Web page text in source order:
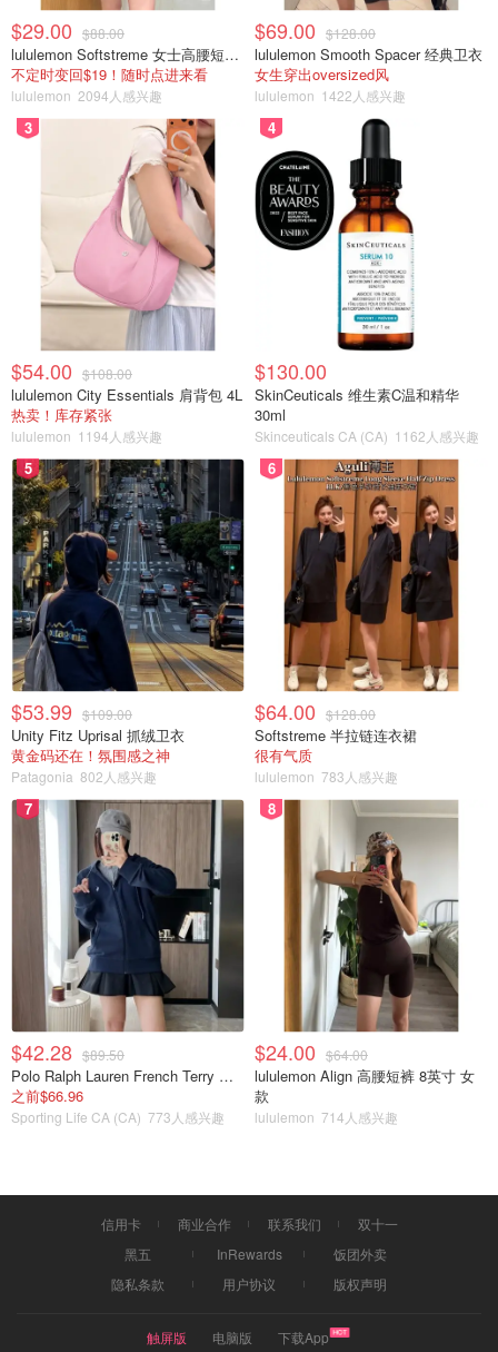
雪花秀家的这款平衡水好好闻呀！一股淡淡的中药香味，含
有枸杞，很滋润。质地有一点点粘稠，喜欢晚上用。
SK-II家的神仙水一直是心头好。家里有太多这款的小样，但
无奈一整年都没有出去玩过，一直没用上。那就直接在家里
用了吧，哈哈。混油皮亲妈！早上用，一整天控油！
Moisturizer
$29.00 $88.00
lululemon Softstreme 女士高腰短裤 10cm
不定时变回$19！随时点进来看
lululemon 2094人感兴趣
$69.00 $128.00
lululemon Smooth Spacer 经典卫衣
女生穿出oversized风
lululemon 1422人感兴趣
3
$54.00 $108.00
lululemon City Essentials 肩背包 4L
热卖！库存紧张
lululemon 1194人感兴趣
4
$130.00
SkinCeuticals 维生素C温和精华
30ml
Skinceuticals CA (CA) 1162人感兴趣
5
$53.99 $109.00
Unity Fitz Uprisal 抓绒卫衣
黄金码还在！氛围感之神
Patagonia 802人感兴趣
6
$64.00 $128.00
Softstreme 半拉链连衣裙
很有气质
lululemon 783人感兴趣
7
$42.28 $89.50
Polo Ralph Lauren French Terry 女童连帽卫衣 7-16码
之前$66.96
Sporting Life CA (CA) 773人感兴趣
8
$24.00 $64.00
lululemon Align 高腰短裤 8英寸 女
款
lululemon 714人感兴趣
信用卡 商业合作 联系我们
双十一
黑五
InRewards
饭团外卖
隐私条款
用户协议 版权声明
触屏版 电脑版 下载App